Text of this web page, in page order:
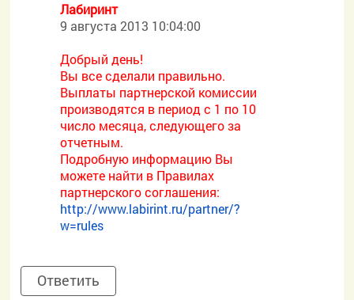
Лабиринт
9 августа 2013 10:04:00
Добрый день!
Вы все сделали правильно.
Выплаты партнерской комиссии
производятся в период с 1 по 10
число месяца, следующего за
отчетным.
Подробную информацию Вы
можете найти в Правилах
партнерского соглашения:
http://www.labirint.ru/partner/?
w=rules
Ответить